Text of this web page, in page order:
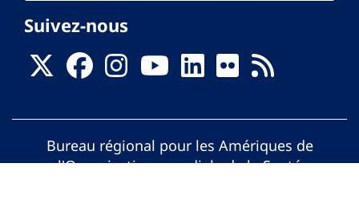
Suivez-nous
Bureau régional pour les Amériques de
l'Organisation mondiale de la Santé